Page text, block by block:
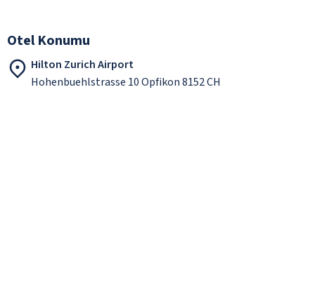
Otel Konumu
Hilton Zurich Airport
Hohenbuehlstrasse 10 Opfikon 8152 CH